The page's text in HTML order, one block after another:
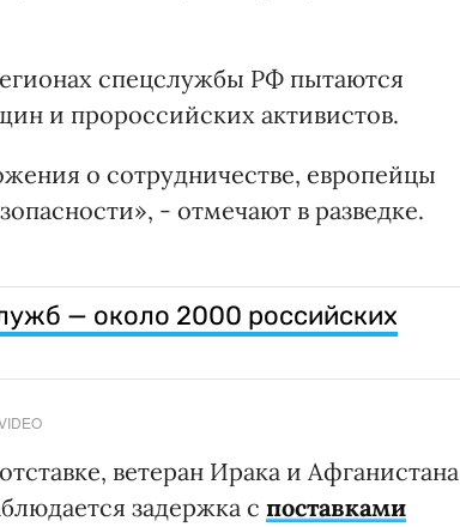
спецслужбы РФ пытаются
и пророссийских активистов.
о сотрудничестве, европейцы
- отмечают в разведке.
— около 2000 российских
ветеран Ирака и Афганистана
задержка с поставками